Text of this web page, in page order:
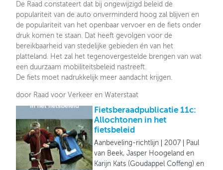
De Raad constateert dat bij ongewijzigd beleid de
populariteit van de auto onverminderd hoog zal blijven en
de populariteit van het openbaar vervoer en de fiets onder
druk komen te staan. Dat heeft gevolgen voor de
bereikbaarheid van stedelijke gebieden én van het
platteland. Het zal het tegenovergestelde brengen van wat
een duurzaam mobiliteitsbeleid nastreeft.
De fiets moet nadrukkelijk meer aandacht krijgen.
door Raad voor Verkeer en Waterstaat
Fietsberaadpublicatie 11c:
Allochtonen in het
fietsbeleid
Aanbeveling-richtlijn 2007
Paul
van Beek, Jasper Hoogeland en
Karijn Kats (Goudappel Coffeng) en